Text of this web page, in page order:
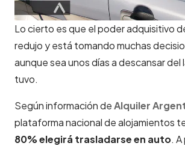
Lo cierto es que el poder adquisitivo
redujo y está tomando muchas
aunque sea unos días a descansar del
tuvo.
Según información deAlquiler
plataforma nacional de alojamientos
80% elegirá trasladarse en auto.